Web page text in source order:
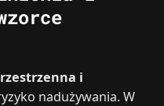
i
nadużywania. W